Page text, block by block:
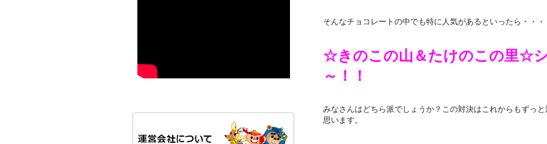
そんなチョコレートの中でも特に人気があるといったら・・・
☆きのこの山＆たけのこの里☆
～！！
みなさんはどちら派でしょうか？この対決はこれからもずっ
思います。